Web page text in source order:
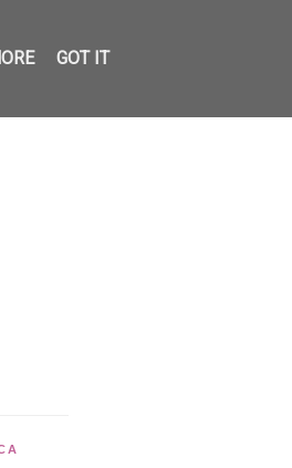
GOT IT